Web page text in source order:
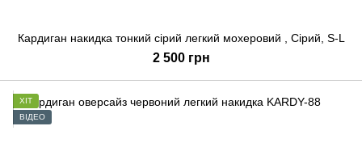
Кардиган накидка тонкий сірий легкий мохеровий , Сірий, S-L
2 500 грн
ХІТ
ВІДЕО